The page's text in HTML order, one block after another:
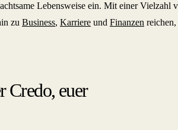
Lebensweise ein. Mit einer Vielzahl
zu Business, Karriere und Finanzen
Credo, euer